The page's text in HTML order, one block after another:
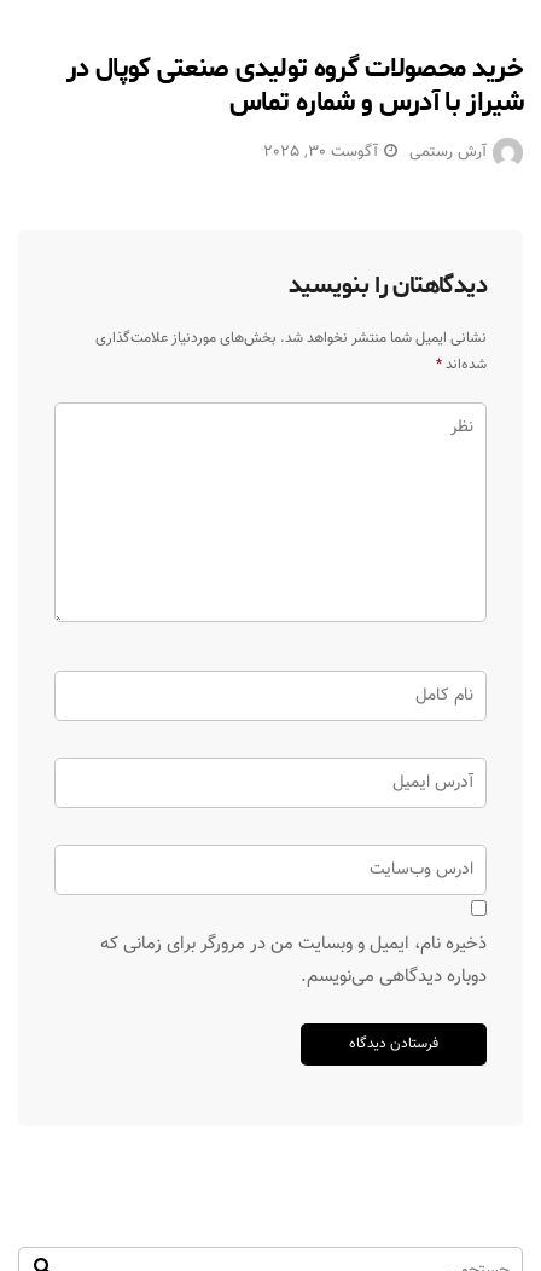
خرید محصولات گروه تولیدی صنعتی کوپال در
شیراز با آدرس و شماره تماس
آرش رستمی آگوست 30, 2025
دیدگاهتان را بنویسید
نشانی ایمیل شما منتشر نخواهد شد. بخش‌های موردنیاز علامت‌گذاری
شده‌اند*
ذخیره نام، ایمیل و وبسایت من در مرورگر برای زمانی که
دوباره دیدگاهی می‌نویسم.